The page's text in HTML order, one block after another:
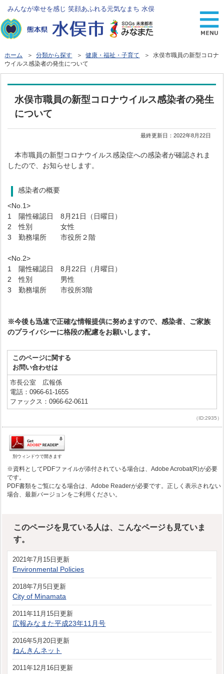
みんなが幸せを感じ 笑顔あふれる元気なまち 水俣
ホーム ＞分類から探す ＞健康・福祉・子育て
＞ 水俣市職員の新型コロナ
ウイルス感染者の発生について
水俣市職員の新型コロナウイルス感染者の発生
について
最終更新日：2022年8月22日
本市職員の新型コロナウイルス感染症への感染者が確認されま
したので、お知らせします。
感染者の概要
<No.1>
1 陽性確認日 8月21日（日曜日）
2 性別 女性
3 勤務場所 市役所２階
<No.2>
1 陽性確認日 8月22日（月曜日）
2 性別 男性
3 勤務場所 市役所3階
※今後も迅速で正確な情報提供に努めますので、感染者、ご家族
のプライバシーに格段の配慮をお願いします。
このページに関する
お問い合わせは
市長公室 広報係
電話：0966-61-1655
ファックス：0966-62-0611
（ID:2935）
別ウィンドウで開きます
※資料としてPDFファイルが添付されている場合は、Adobe Acrobat(R)が必要
です。
PDF書類をご覧になる場合は、Adobe Readerが必要です。正しく表示されない
場合、最新バージョンをご利用ください。
このページを見ている人は、こんなページも見ていま
す。
2021年7月15日更新
Environmental Policies
2018年7月5日更新
City of Minamata
2011年11月15日更新
広報みなまた平成23年11月号
2016年5月20日更新
ねんきんネット
2011年12月16日更新